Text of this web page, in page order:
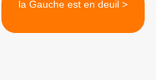
la Gauche est en deuil >